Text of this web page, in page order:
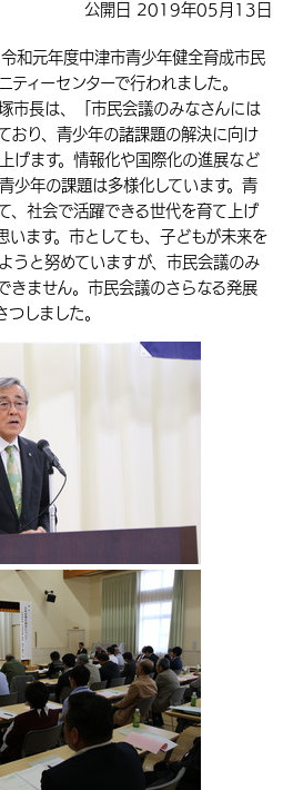
中国語（簡体字）
韓国語（한국어）
組織案内
健康・予防
住宅・インフラ
生涯学習・スポーツ・人権
外国人の方向け情報
産業・雇用
税金
子どもを預ける
健康・医療
計画・施策
スポットを探す
グルメ・食べる
四季のイベント・祭り
市役所の紹介
広報・広聴
公開日 2019年05月13日
和元年度中津市青少年健全育成市民
ィーセンターで行われました。
市長は、「市民会議のみなさんには
おり、青少年の諸課題の解決に向け
げます。情報化や国際化の進展など
少年の課題は多様化しています。青
、社会で活躍できる世代を育て上げ
います。市としても、子どもが未来を
うと努めていますが、市民会議のみ
きません。市民会議のさらなる発展
しました。